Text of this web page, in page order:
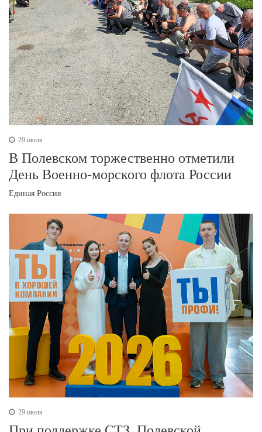
29 июля
В Полевском торжественно отметили
День Военно‑морского флота России
Единая Россия
29 июля